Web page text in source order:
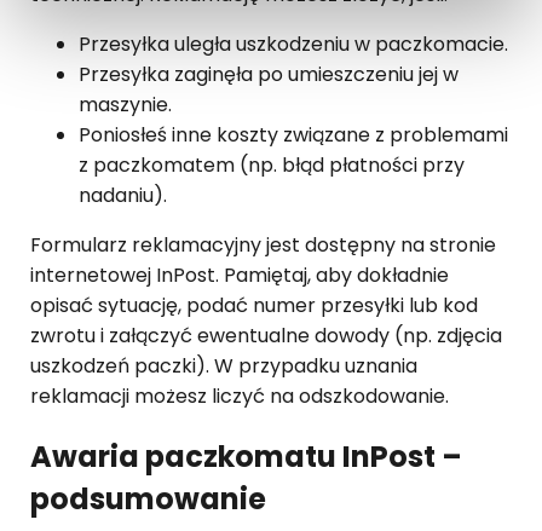
Przesyłka uległa uszkodzeniu w paczkomacie.
Przesyłka zaginęła po umieszczeniu jej w
maszynie.
Poniosłeś inne koszty związane z problemami
z paczkomatem (np. błąd płatności przy
nadaniu).
Formularz reklamacyjny jest dostępny na stronie
internetowej InPost. Pamiętaj, aby dokładnie
opisać sytuację, podać numer przesyłki lub kod
zwrotu i załączyć ewentualne dowody (np. zdjęcia
uszkodzeń paczki). W przypadku uznania
reklamacji możesz liczyć na odszkodowanie.
Awaria paczkomatu InPost –
podsumowanie